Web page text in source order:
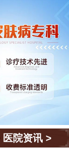
医院资讯 >